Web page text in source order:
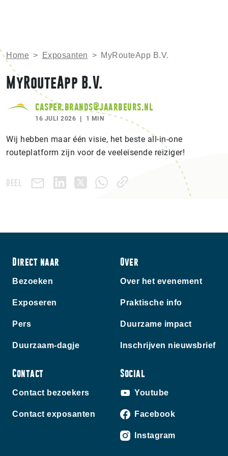
Home > Exposanten > MyRouteApp B.V.
MyRouteApp B.V.
casper.brands@jaarbeurs.nl
16 JULI 2026 1 MIN
Wij hebben maar één visie, het beste all-in-one
routeplatform zijn voor de veeleisende reiziger!
DEEL
Direct naar
Bezoeken
Exposeren
Pers
Duurzaam-dagje
Over
Over het evenement
Praktische info
Duurzame impact
Inschrijven nieuwsbrief
Contact
Contact bezoekers
Contact exposanten
Social
Youtube
Facebook
Instagram